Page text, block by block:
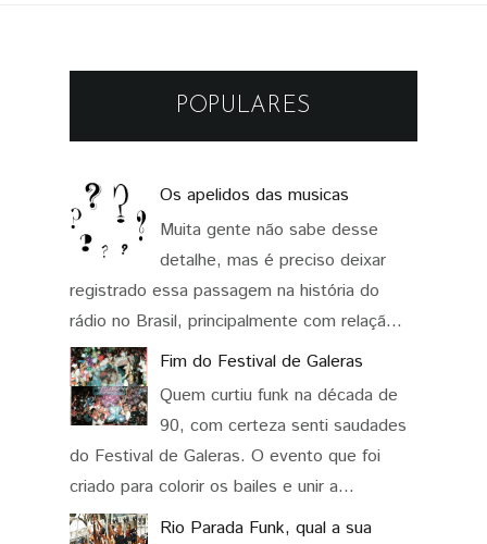
POPULARES
Os apelidos das musicas
Muita gente não sabe desse
detalhe, mas é preciso deixar
registrado essa passagem na história do
rádio no Brasil, principalmente com relaçã...
Fim do Festival de Galeras
Quem curtiu funk na década de
90, com certeza senti saudades
do Festival de Galeras. O evento que foi
criado para colorir os bailes e unir a...
Rio Parada Funk, qual a sua